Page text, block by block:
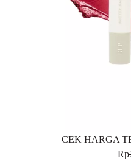
CEK HARGA
Rp